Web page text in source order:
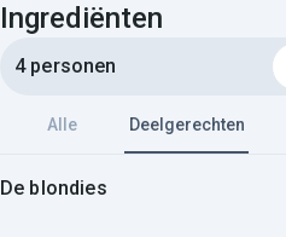
Ingrediënten
4 personen
Alle Deelgerechten
De blondies